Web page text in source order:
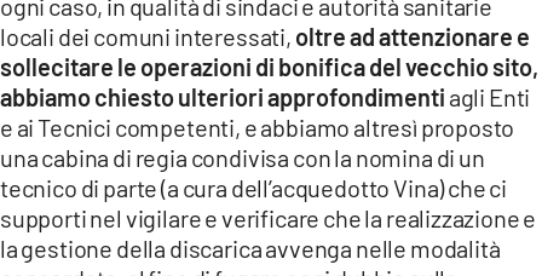
locali dei comuni interessati, oltre ad attenzionare e
sollecitare le operazioni di bonifica del vecchio sito,
abbiamo chiesto ulteriori approfondimenti agli Enti
e ai Tecnici competenti, e abbiamo altresì proposto
una cabina di regia condivisa con la nomina di un
tecnico di parte (a cura dell’acquedotto Vina) che ci
supporti nel vigilare e verificare che la realizzazione e
la gestione della discarica avvenga nelle modalità